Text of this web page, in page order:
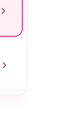
chevron_right
chevron_right